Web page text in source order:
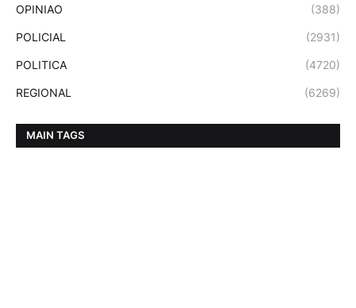
OPINIAO (388)
POLICIAL (2931)
POLITICA (4720)
REGIONAL (6269)
MAIN TAGS